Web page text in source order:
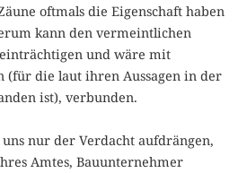
oftmals die Eigenschaft haben
kann den vermeintlichen
und wäre mit
(für die laut ihren Aussagen in der
ist), verbunden.
nur der Verdacht aufdrängen,
Amtes, Bauunternehmer